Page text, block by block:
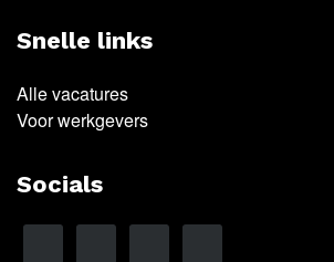
Snelle links
Alle vacatures
Voor werkgevers
Socials